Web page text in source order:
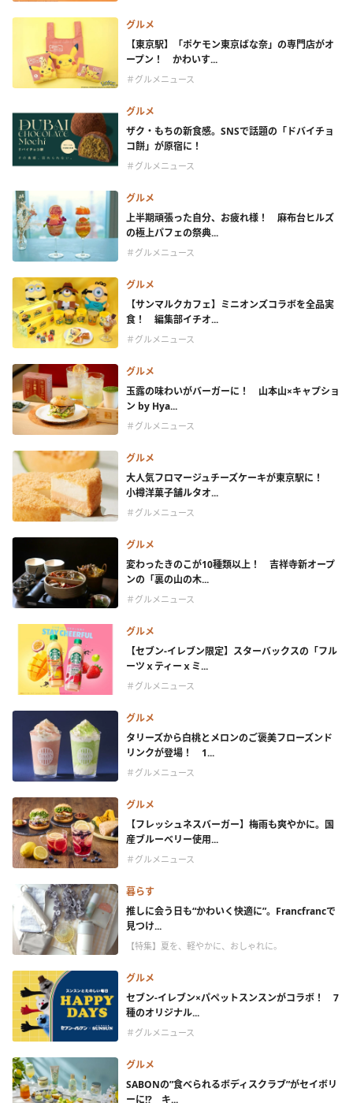
グルメ
【東京駅】「ポケモン東京ばな奈」の専門店がオ
ープン！ かわいす...
＃グルメニュース
グルメ
ザク・もちの新食感。SNSで話題の「ドバイチョ
コ餅」が原宿に！
＃グルメニュース
グルメ
上半期頑張った自分、お疲れ様！ 麻布台ヒルズ
の極上パフェの祭典...
＃グルメニュース
グルメ
【サンマルクカフェ】ミニオンズコラボを全品実
食！ 編集部イチオ...
＃グルメニュース
グルメ
玉露の味わいがバーガーに！ 山本山×キャプショ
ン by Hya...
＃グルメニュース
グルメ
大人気フロマージュチーズケーキが東京駅に！
小樽洋菓子舗ルタオ...
＃グルメニュース
グルメ
変わったきのこが10種類以上！ 吉祥寺新オープ
ンの「裏の山の木...
＃グルメニュース
グルメ
【セブン-イレブン限定】スターバックスの「フル
ーツｘティーｘミ...
＃グルメニュース
グルメ
タリーズから白桃とメロンのご褒美フローズンド
リンクが登場！ 1...
＃グルメニュース
グルメ
【フレッシュネスバーガー】梅雨も爽やかに。国
産ブルーベリー使用...
＃グルメニュース
暮らす
推しに会う日も“かわいく快適に”。Francfrancで
見つけ...
【特集】夏を、軽やかに、おしゃれに。
グルメ
セブン‐イレブン×パペットスンスンがコラボ！ 7
種のオリジナル...
＃グルメニュース
グルメ
SABONの”食べられるボディスクラブ”がセイボリ
ーに!? キ...